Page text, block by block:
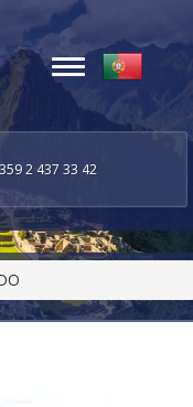
2 437 33 42
Toggle
navigation